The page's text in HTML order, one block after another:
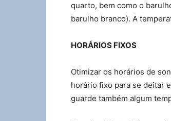
quarto, bem como o
barulho branco). A
HORÁRIOS FIXOS
Otimizar os horários de
horário fixo para se deitar
guarde também algum